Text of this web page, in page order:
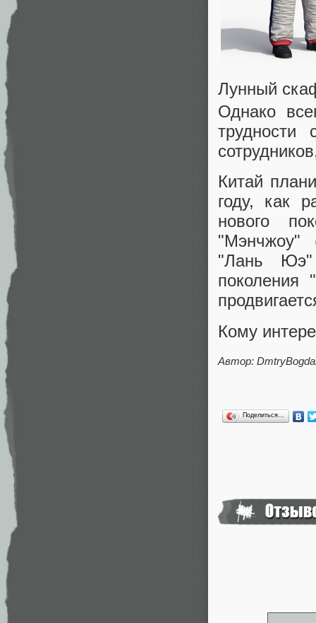
Лунный
Однако
Китай
году, как
нового
"Мэнчжоу"
"Лань Юэ"
поколения
Кому
Автор:
Поделиться…